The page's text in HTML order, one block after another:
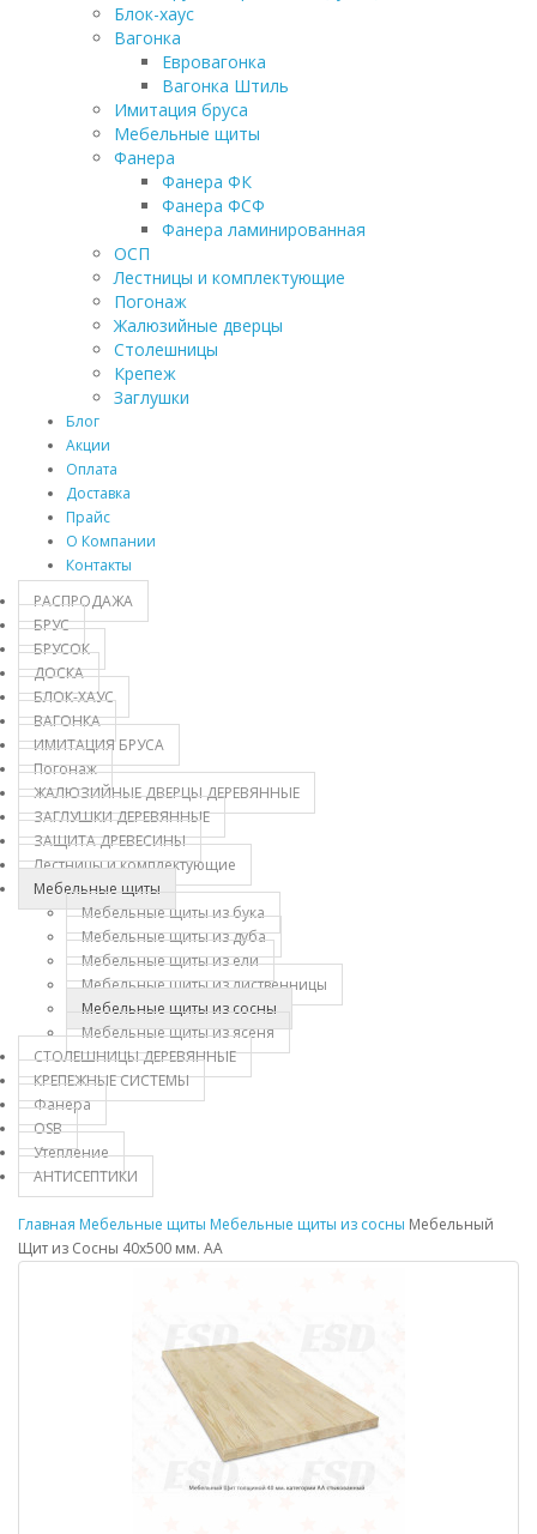
Блок-хаус
Вагонка
Евровагонка
Вагонка Штиль
Имитация бруса
Мебельные щиты
Фанера
Фанера ФК
Фанера ФСФ
Фанера ламинированная
ОСП
Лестницы и комплектующие
Погонаж
Жалюзийные дверцы
Столешницы
Крепеж
Заглушки
Блог
Акции
Оплата
Доставка
Прайс
О Компании
Контакты
РАСПРОДАЖА
БРУС
БРУСОК
ДОСКА
БЛОК-ХАУС
ВАГОНКА
ИМИТАЦИЯ БРУСА
Погонаж
ЖАЛЮЗИЙНЫЕ ДВЕРЦЫ ДЕРЕВЯННЫЕ
ЗАГЛУШКИ ДЕРЕВЯННЫЕ
ЗАЩИТА ДРЕВЕСИНЫ
Лестницы и комплектующие
Мебельные щиты
Мебельные щиты из бука
Мебельные щиты из дуба
Мебельные щиты из ели
Мебельные щиты из лиственницы
Мебельные щиты из сосны
Мебельные щиты из ясеня
СТОЛЕШНИЦЫ ДЕРЕВЯННЫЕ
КРЕПЕЖНЫЕ СИСТЕМЫ
Фанера
OSB
Утепление
АНТИСЕПТИКИ
Главная Мебельные щиты Мебельные щиты из сосны Мебельный
Щит из Сосны 40х500 мм. AA